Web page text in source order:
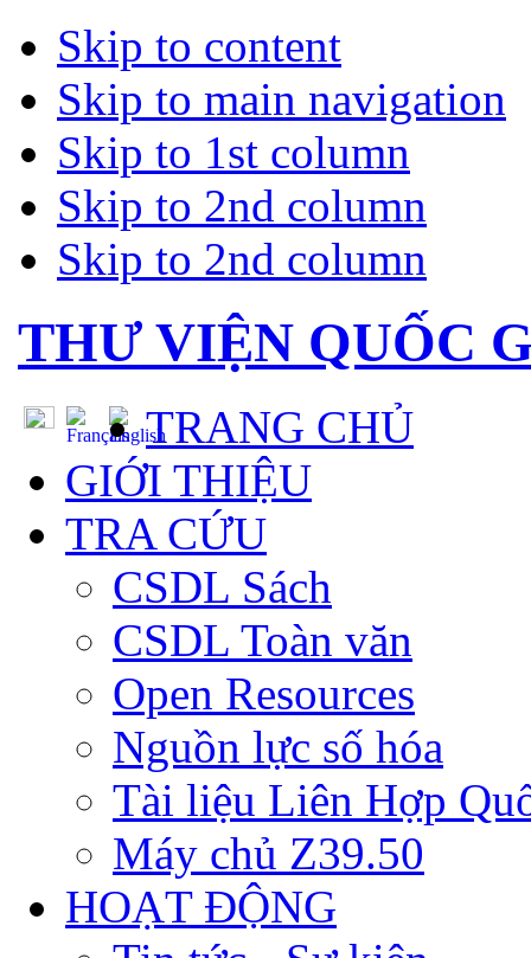
Skip to content
Skip to main navigation
Skip to 1st column
Skip to 2nd column
Skip to 2nd column
THƯ VIỆN QUỐC
TRANG CHỦ
GIỚI THIỆU
TRA CỨU
CSDL Sách
CSDL Toàn văn
Open Resources
Nguồn lực số hóa
Tài liệu Liên Hợp
Máy chủ Z39.50
HOẠT ĐỘNG